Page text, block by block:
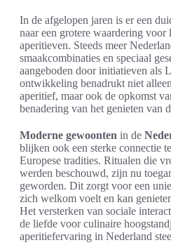
In de afgelopen jaren is er een
naar een grotere waardering
aperitieven. Steeds meer
smaakcombinaties en speciaal
aangeboden door initiatieven als
ontwikkeling benadrukt niet
aperitief, maar ook de opkomst
benadering van het genieten van
Moderne gewoonten in de
blijken ook een sterke connectie
Europese tradities. Ritualen die
werden beschouwd, zijn nu
geworden. Dit zorgt voor een
zich welkom voelt en kan
Het versterken van sociale
de liefde voor culinaire
aperitiefervaring in Nederland